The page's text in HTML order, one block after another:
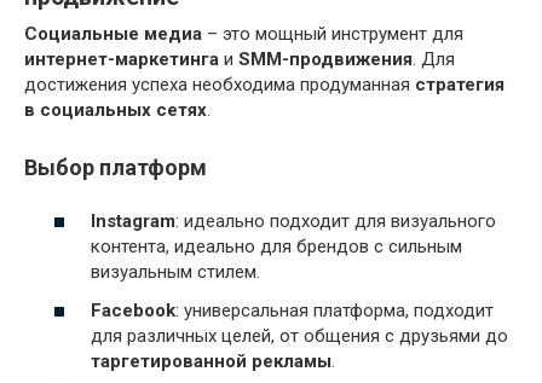
Социальные медиа – это мощный инструмент для
интернет-маркетинга и SMM-продвижения . Для
достижения успеха необходима продуманная стратегия
в социальных сетях
Выбор платформ
Instagram: идеально подходит для визуального
контента, идеально для брендов с сильным
визуальным стилем.
Facebook: универсальная платформа, подходит
для различных целей, от общения с друзьями до
таргетированной рекламы